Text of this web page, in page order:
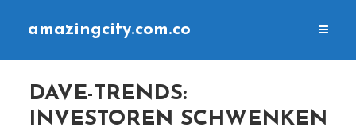
amazingcity.com.co
DAVE-TRENDS:
INVESTOREN SCHWENKEN